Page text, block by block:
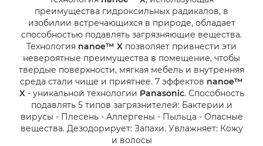
преимущества гидроксильных радикалов, в
изобилии встречающихся в природе, обладает
способностью подавлять загрязняющие вещества.
Технология nanoe™ X позволяет привнести эти
невероятные преимущества в помещение, чтобы
твердые поверхности, мягкая мебель и внутренняя
среда стали чище и приятнее. 7 эффектов nanoe™
X- уникальной технологии Panasonic. Способность
подавлять 5 типов загрязнителей: Бактерии и
вирусы - Плесень - Аллергены - Пыльца - Опасные
вещества. Дезодорирует: Запахи. Увлажняет: Кожу
и волосы